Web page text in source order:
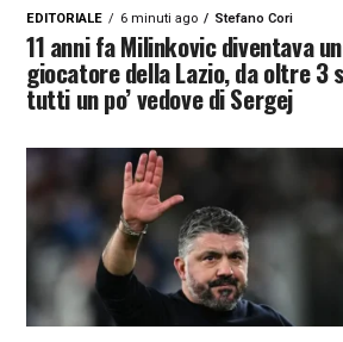
EDITORIALE 6 minuti ago Stefano Cori
11 anni fa Milinkovic diventava un
giocatore della Lazio, da oltre 3
tutti un po’ vedove di Sergej